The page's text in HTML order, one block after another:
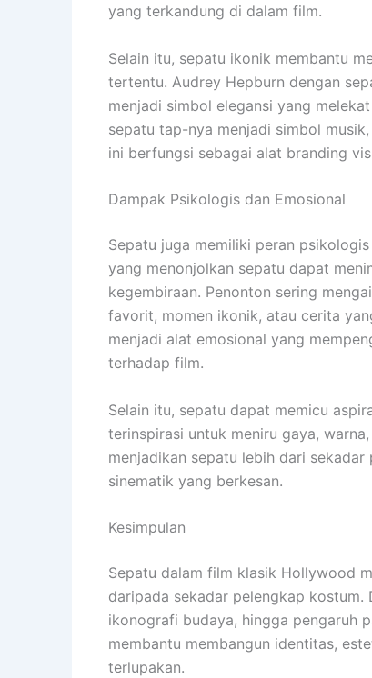
yang terkandung di dalam film.
Selain itu, sepatu ikonik membantu
tertentu. Audrey Hepburn dengan
menjadi simbol elegansi yang
sepatu tap-nya menjadi simbol
ini berfungsi sebagai alat branding
Dampak Psikologis dan Emosional
Sepatu juga memiliki peran
yang menonjolkan sepatu dapat
kegembiraan. Penonton sering
favorit, momen ikonik, atau cerita
menjadi alat emosional yang
terhadap film.
Selain itu, sepatu dapat memicu
terinspirasi untuk meniru gaya,
menjadikan sepatu lebih dari
sinematik yang berkesan.
Kesimpulan
Sepatu dalam film klasik Hollywood
daripada sekadar pelengkap kostum.
ikonografi budaya, hingga pengaruh
membantu membangun identitas,
terlupakan.